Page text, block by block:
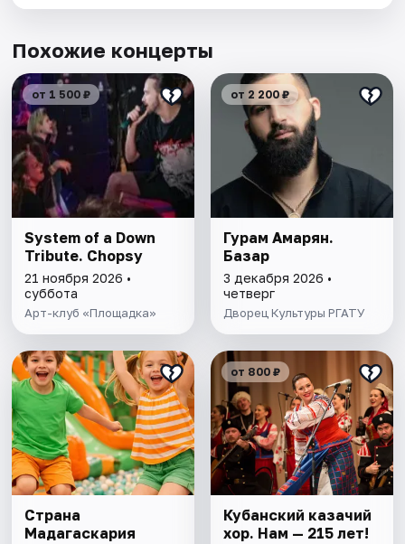
Похожие концерты
от 1 500 ₽
System of a Down
Tribute. Chopsy
21 ноября 2026 •
суббота
Арт-клуб «Площадка»
от 2 200 ₽
Гурам Амарян.
Базар
3 декабря 2026 •
четверг
Дворец Культуры РГАТУ
Страна
Мадагаскария
от 800 ₽
Кубанский казачий
хор. Нам — 215 лет!